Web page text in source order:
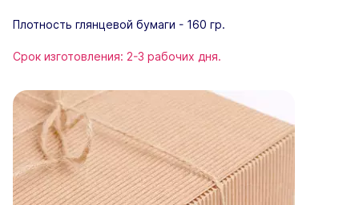
Плотность глянцевой бумаги - 160 гр.
Срок изготовления: 2-3 рабочих дня.